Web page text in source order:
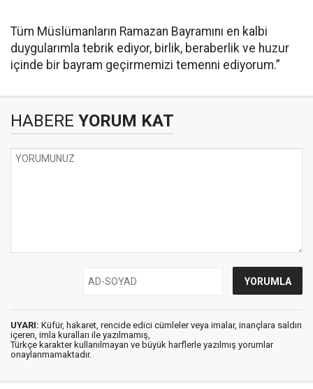
Tüm Müslümanların Ramazan Bayramını en kalbi
duygularımla tebrik ediyor, birlik, beraberlik ve huzur
içinde bir bayram geçirmemizi temenni ediyorum.”
HABERE YORUM KAT
UYARI: Küfür, hakaret, rencide edici cümleler veya imalar, inançlara saldırı
içeren, imla kuralları ile yazılmamış,
Türkçe karakter kullanılmayan ve büyük harflerle yazılmış yorumlar
onaylanmamaktadır.